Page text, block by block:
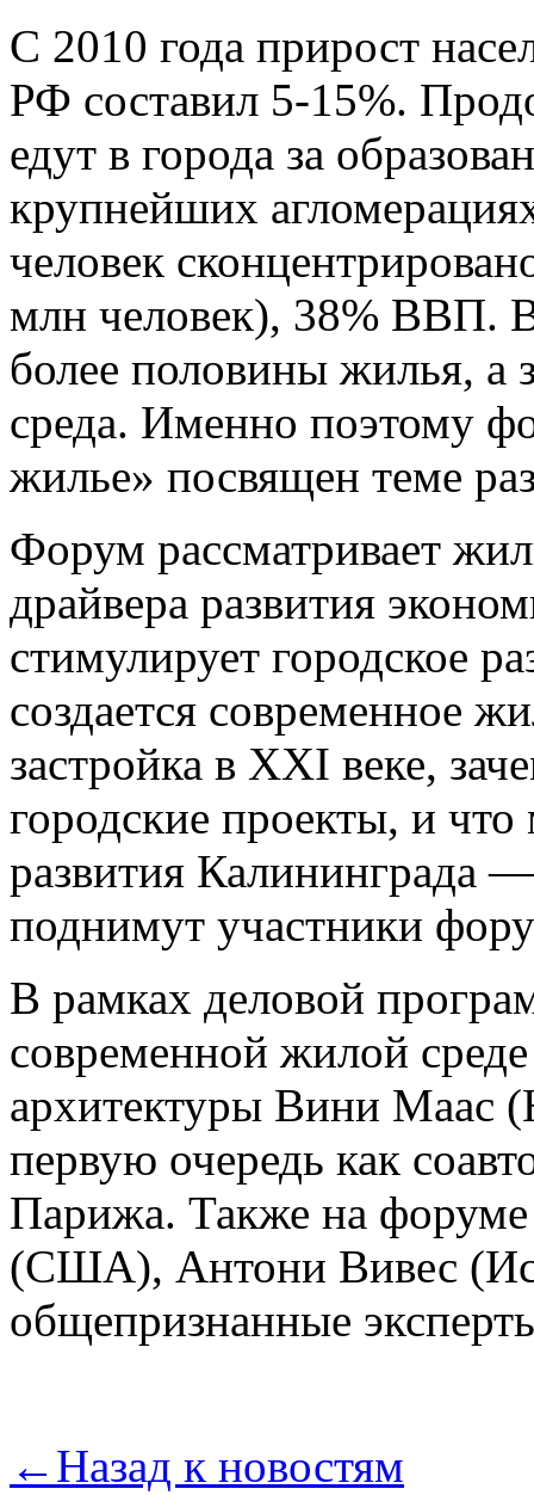
С 2010 года прирост
РФ составил 5-15%.
едут в города за
крупнейших
человек
млн человек), 38% ВВП.
более половины жилья, а
среда. Именно поэтому
жилье» посвящен теме
Форум рассматривает
драйвера развития
стимулирует городское
создается современное
застройка в XXI веке,
городские проекты, и
развития Калининграда
поднимут участники
В рамках деловой
современной жилой
архитектуры Вини Маас
первую очередь как
Парижа. Также на
(США), Антони Вивес
общепризнанные
← Назад к новостям